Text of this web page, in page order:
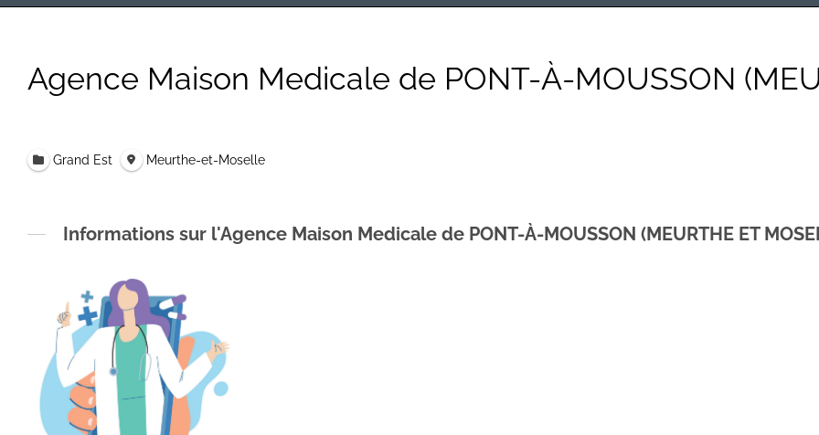
Agence Maison Medicale de PONT-À-MOUSSON
Grand Est Meurthe-et-Moselle
Informations sur l'Agence Maison Medicale de PONT-À-MOUSSON (MEURTHE ET